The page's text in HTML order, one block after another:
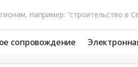
сопровождение